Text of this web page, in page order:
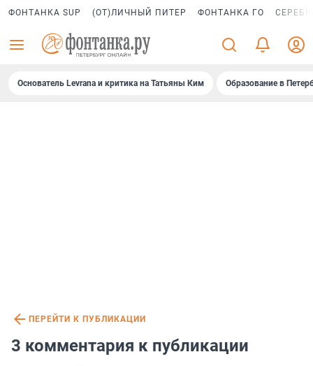
ФОНТАНКА SUP (ОТ)ЛИЧНЫЙ ПИТЕР ФОНТАНКА ГО
Основатель Levrana и критика на Татьяны Ким Образование в
ПЕРЕЙТИ К ПУБЛИКАЦИИ
3 комментария к публикации